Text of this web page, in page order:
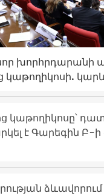
խորհրդարանի
կաթողիկոսի.
կաթողիկոսը՝
է Գարեգին Բ-ի
ձևավորում